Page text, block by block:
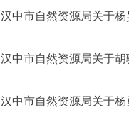
汉中市自然资源局关于
汉中市自然资源局关于
汉中市自然资源局关于